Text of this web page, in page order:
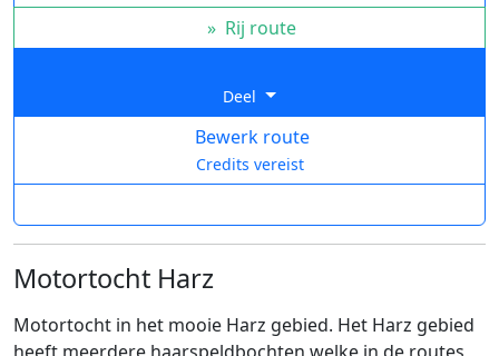
» Rij route
Deel
Bewerk route
Credits vereist
Motortocht Harz
Motortocht in het mooie Harz gebied. Het Harz gebied